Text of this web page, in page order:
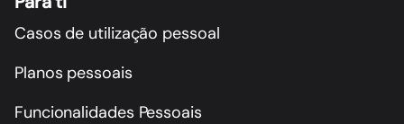
Casos de utilização pessoal
Planos pessoais
Funcionalidades Pessoais